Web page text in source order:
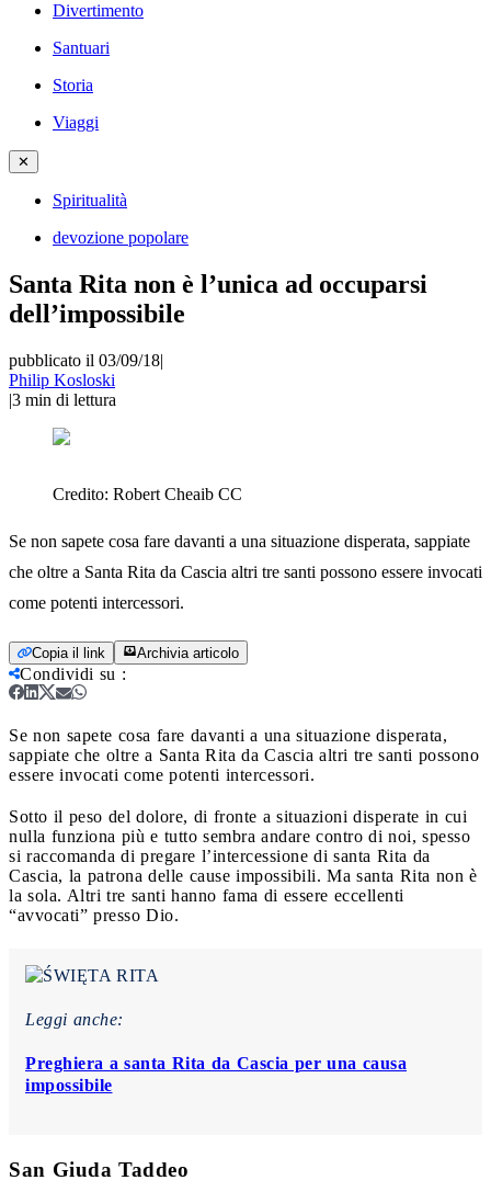
Divertimento
Santuari
Storia
Viaggi
✕
Spiritualità
devozione popolare
Santa Rita non è l’unica ad occuparsi
dell’impossibile
pubblicato il 03/09/18|
Philip Kosloski
|3 min di lettura
Credito: Robert Cheaib CC
Se non sapete cosa fare davanti a una situazione disperata, sappiate
che oltre a Santa Rita da Cascia altri tre santi possono essere invocati
come potenti intercessori.
Copia il link Archivia articolo
Condividi su :
Se non sapete cosa fare davanti a una situazione disperata,
sappiate che oltre a Santa Rita da Cascia altri tre santi possono
essere invocati come potenti intercessori.
Sotto il peso del dolore, di fronte a situazioni disperate in cui
nulla funziona più e tutto sembra andare contro di noi, spesso
si raccomanda di pregare l’intercessione di santa Rita da
Cascia, la patrona delle cause impossibili. Ma santa Rita non è
la sola. Altri tre santi hanno fama di essere eccellenti
“avvocati” presso Dio.
Leggi anche:
Preghiera a santa Rita da Cascia per una causa
impossibile
San Giuda Taddeo